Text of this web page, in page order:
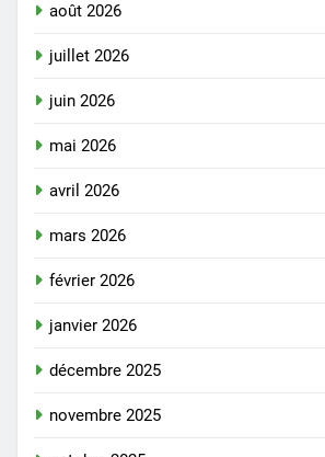
août 2026
juillet 2026
juin 2026
mai 2026
avril 2026
mars 2026
février 2026
janvier 2026
décembre 2025
novembre 2025